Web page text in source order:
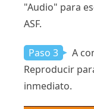
"Audio" para
ASF.
Paso 3
A
Reproducir
inmediato.